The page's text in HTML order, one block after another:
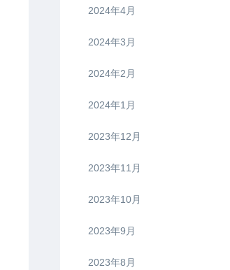
2024年4月
2024年3月
2024年2月
2024年1月
2023年12月
2023年11月
2023年10月
2023年9月
2023年8月